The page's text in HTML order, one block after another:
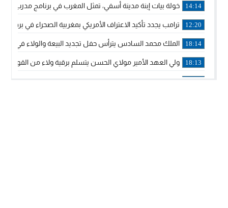
14:14 خولة بيات إبنة مدينة أسفي، تمثل المغرب في برنامج مدرب
12:20 ترامب يجدد تأكيد الاعتراف الأمريكي بمغربية الصحراء في برقية
18:14 الملك محمد السادس يترأس حفل تجديد البيعة والولاء في
18:13 ولي العهد الأمير مولاي الحسن يتسلم برقية ولاء من القوات